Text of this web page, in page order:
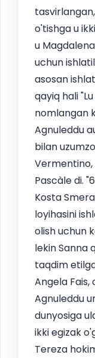
o'tishga u
u
uchun
asosan
qayiq hali
nomlangan
Agnuleddu
bilan
Vermentino,
Pascàle di.
Kosta
loyihasini
olish uchun
lekin Sanna
taqdim
Angela Fais,
Agnuleddu
dunyosiga
ikki egizak
Tereza